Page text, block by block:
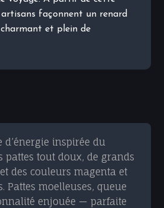
façonnent un renard
charmant et plein de
d’énergie inspirée du
pattes tout doux, de grands
des couleurs magenta et
Pattes moelleuses, queue
enjouée — parfaite